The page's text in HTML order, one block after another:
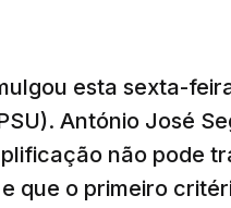
esta sexta-
António José
não pode
que o primeiro